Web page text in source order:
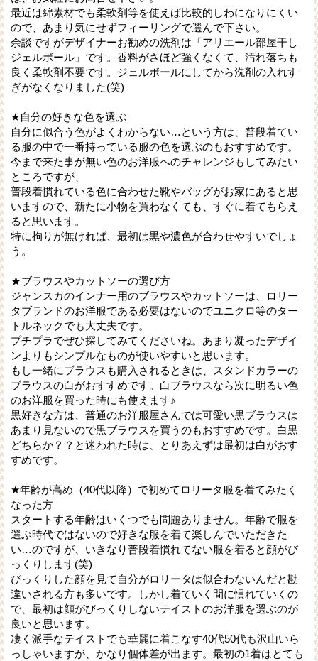
最近は綿素材でも柔軟剤等を使えば比較的しわになりにくい
ので、あまり気にせずフィーリングで選んで下さい。
余談ですがデザイナーお勧めの洗剤は「アリエール部屋干し
ジェルボール」です。香料がさほど強くなくて、汚れ落ちも
良く柔軟剤不要です。ジェルボールにしてから洗剤の入れす
ぎがなくなりました(笑)
★自分の好きな色を選ぶ
自分に似合う色がよくわからない…という方は、普段着てい
る服の中で一番持っている服の色を選ぶのもおすすめです。
今まで来た事が無い色のお洋服へのチャレンジもしてみたい
ところですが、
普段着慣れている色に合わせた靴やバッグがお家にあると思
いますので、新たに小物を買わなくても、すぐに着てもらえ
ると思います。
特に拘りが無ければ、最初は黒や濃色が合わせやすいでしょ
う。
★ブラウスやカットソーの選び方
ジャンスカのインナー用のブラウスやカットソーは、ロリー
タブランドのお洋服である必要はないのでユニクロ等のター
トルネックでも大丈夫です。
プチプラでぜひ探してみてくださいね。あまり凝ったデザイ
ンよりもシンプルなものが使いやすいと思います。
もし一緒にブラウスも購入されるときは、スタンドカラーの
ブラウスの白がおすすめです。白ブラウスなら次に明るい色
のお洋服を買った時にも使えます♪
黒好きな方は、普通のお洋服屋さんでは可愛い黒ブラウスは
あまり見ないので黒ブラウスを買うのもおすすめです。白黒
どちらか？？と迷われた時は、とりあえずは最初は白がおす
すめです。
★年齢が高め（40代以降）で初めてロリータ服を着てみたく
なった方
スタートする年齢はいくつでも問題ありません。年齢で服を
選ぶ時代ではないので好きな服を着て楽しんでいただきた
い…のですが、いきなり普段着慣れてない服を着ると顔がび
っくりします(笑)
びっくりした顔を見て自分がロリータは似合わないんだと勘
違いされる方も多いです。しかし着ていく間に慣れていくの
で、最初は顔がびっくりしないテイストのお洋服を選ぶのが
良いと思います。
凄く派手なテイストでも華麗に着こなす40代50代も沢山いら
っしゃいますが、かなり個体差が出ます。最初の1着はとても